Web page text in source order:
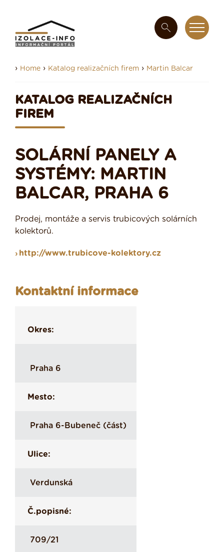
› Home › Katalog realizačních firem › Martin Balcar
KATALOG REALIZAČNÍCH
FIREM
SOLÁRNÍ PANELY A
SYSTÉMY: MARTIN
BALCAR, PRAHA 6
Prodej, montáže a servis trubicových solárních
kolektorů.
http://www.trubicove-kolektory.cz
Kontaktní informace
Okres:
Praha 6
Mesto:
Praha 6-Bubeneč (část)
Ulice:
Verdunská
Č.popisné:
709/21